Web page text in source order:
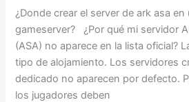
¿Donde crear el server de ark asa
gameserver? ¿Por qué mi servidor
(ASA) no aparece en la lista oficial?
tipo de alojamiento. Los servidores
dedicado no aparecen por defecto.
los jugadores deben
no
aparece
en
lista
(Nitrado
vs